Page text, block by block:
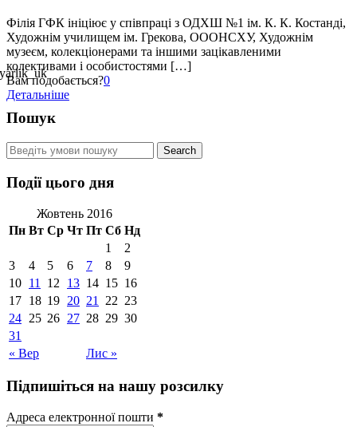
Філія ГФК ініціює у співпраці з ОДХШ №1 ім. К. К. Костанді,
Художнім училищем ім. Грекова, ОООНСХУ, Художнім
музеєм, колекціонерами та іншими зацікавленими
колективами і особистостями […]
Вам подобається?0
Детальніше
Пошук
Події цього дня
Жовтень 2016
Пн Вт Ср Чт Пт Сб Нд
« Вер Лис »
1
2
3
4 5 6 7 8
9
10 11 12 13 14 15 16
17 18 19 20 21 22 23
24 25 26 27 28 29 30
31
Підпишіться на нашу розсилку
Адреса електронної пошти *